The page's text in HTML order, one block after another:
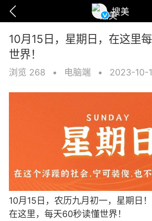
搜美
卡卡动能素 无创溶
10月15日，星期日，在这里
世界！
浏览 268 • 电脑端 • 2023-10-
10月15日，农历九月初一，星期日！
在这里，每天60秒读懂世界！